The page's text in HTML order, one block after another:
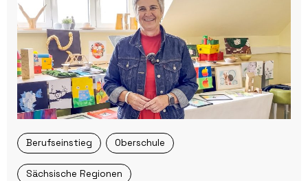
Berufseinstieg Oberschule
Sächsische Regionen